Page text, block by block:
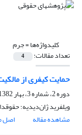
کلیدواژه‌ها =جرم‌
تعداد مقالات: 4
حمایت‌ کیفری‌ از
دوره 2، شماره 3، بهار 1382، صفحه
ویلفرید ژان‌دیدیه؛
مشاهده مقاله
اصل